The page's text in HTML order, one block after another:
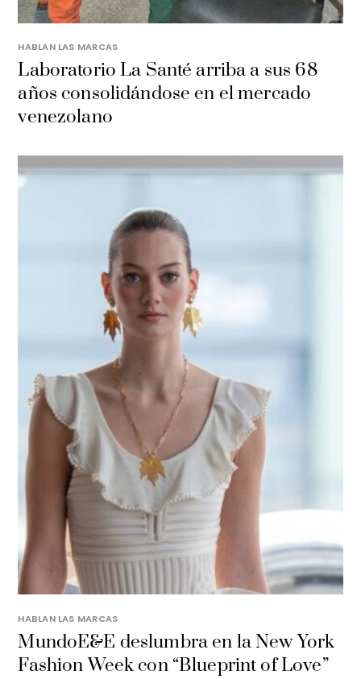
HABLAN LAS MARCAS
Laboratorio La Santé arriba a sus 68
años consolidándose en el mercado
venezolano
HABLAN LAS MARCAS
MundoE&E deslumbra en la New York
Fashion Week con “Blueprint of Love”